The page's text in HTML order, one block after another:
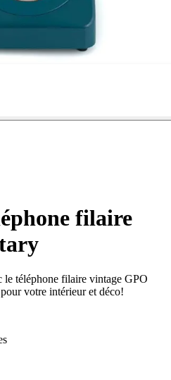
filaire
le téléphone filaire vintage GPO
votre intérieur et déco!